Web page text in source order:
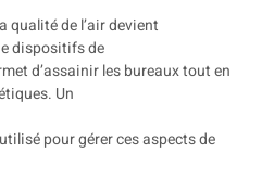
qualité de l’air devient
dispositifs de
d’assainir les bureaux tout en
Un
pour gérer ces aspects de